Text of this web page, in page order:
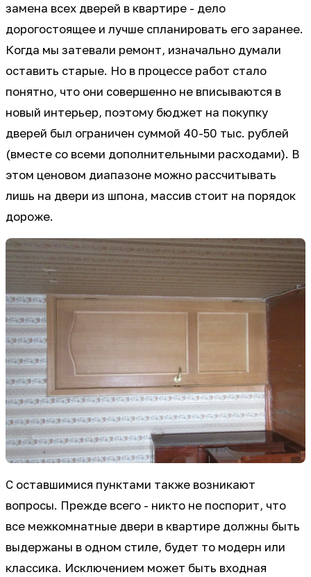
замена всех дверей в квартире - дело
дорогостоящее и лучше спланировать его заранее.
Когда мы затевали ремонт, изначально думали
оставить старые. Но в процессе работ стало
понятно, что они совершенно не вписываются в
новый интерьер, поэтому бюджет на покупку
дверей был ограничен суммой 40-50 тыс. рублей
(вместе со всеми дополнительными расходами). В
этом ценовом диапазоне можно рассчитывать
лишь на двери из шпона, массив стоит на порядок
дороже.
С оставшимися пунктами также возникают
вопросы. Прежде всего - никто не поспорит, что
все межкомнатные двери в квартире должны быть
выдержаны в одном стиле, будет то модерн или
классика. Исключением может быть входная